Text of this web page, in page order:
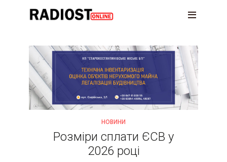
НОВИНИ
Розміри сплати ЄСВ у
2026 році